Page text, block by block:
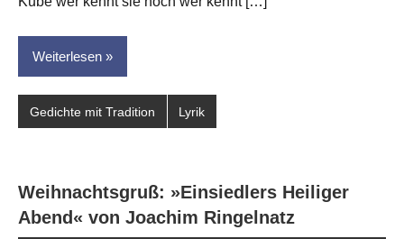
Weiterlesen
Gedichte mit Tradition Lyrik
Weihnachtsgruß: »Einsiedlers Heiliger
Abend« von Joachim Ringelnatz